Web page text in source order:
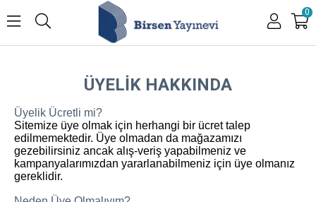
0
ÜYELİK HAKKINDA
Üyelik Ücretli mi?
Sitemize üye olmak için herhangi bir ücret talep
edilmemektedir. Üye olmadan da mağazamızı
gezebilirsiniz ancak alış-veriş yapabilmeniz ve
kampanyalarımızdan yararlanabilmeniz için üye olmanız
gereklidir.